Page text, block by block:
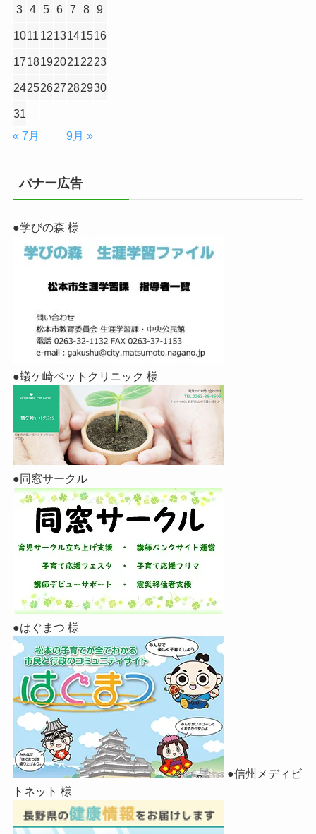
3 4 5 6 7 8 9
1011 1213141516
17181920212223
24252627282930
31
« 7月
9月 »
バナー広告
●学びの森 様
●蟻ケ崎ペットクリニック 様
●同窓サークル
●はぐまつ 様
●信州メディビ
トネット 様